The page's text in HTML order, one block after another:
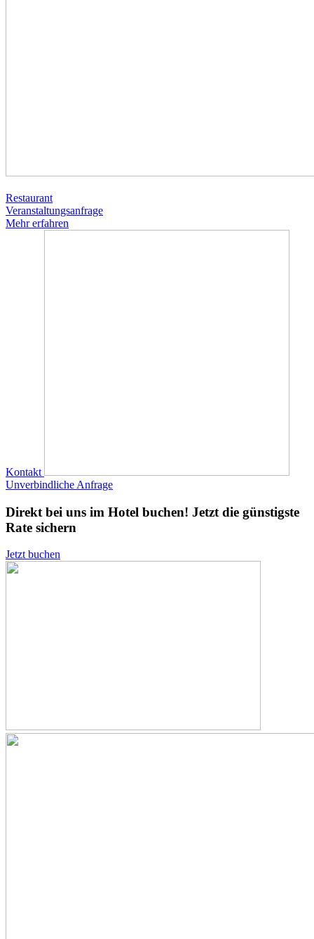
Restaurant
Veranstaltungsanfrage
Mehr erfahren
Kontakt
Unverbindliche Anfrage
Direkt bei uns im Hotel buchen! Jetzt die günstigste
Rate sichern
Jetzt buchen